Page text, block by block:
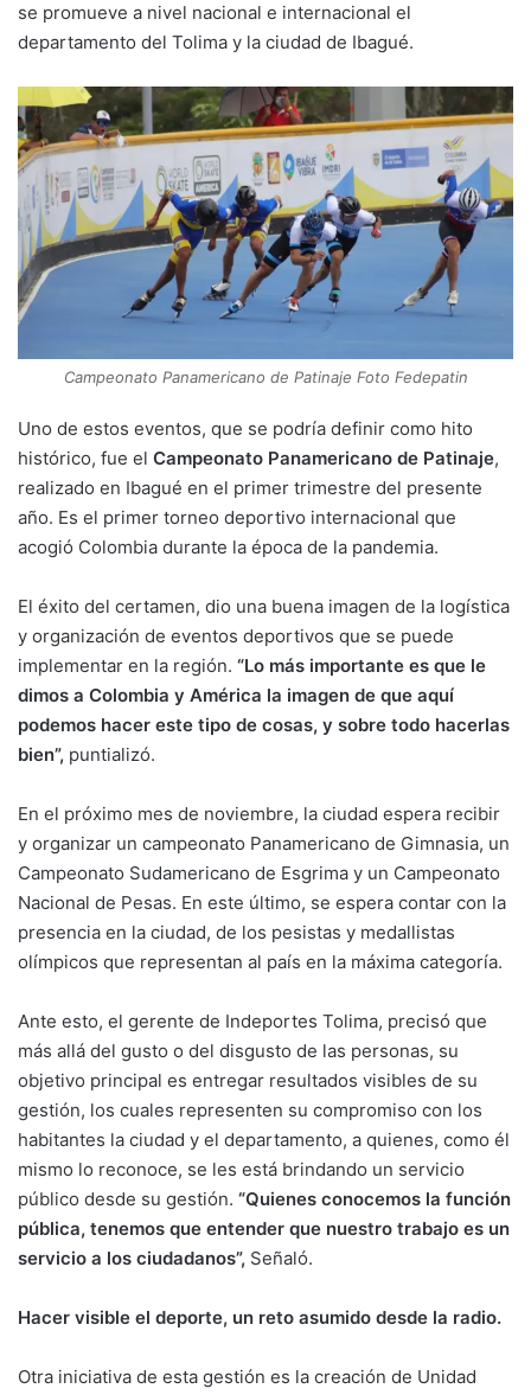
se promueve a nivel nacional e internacional el
departamento del Tolima y la ciudad de Ibagué.
Campeonato Panamericano de Patinaje Foto Fedepatin
Uno de estos eventos, que se podría definir como hito
histórico, fue el Campeonato Panamericano de Patinaje,
realizado en Ibagué en el primer trimestre del presente
año. Es el primer torneo deportivo internacional que
acogió Colombia durante la época de la pandemia.
El éxito del certamen, dio una buena imagen de la logística
y organización de eventos deportivos que se puede
implementar en la región. “Lo más importante es que le
dimos a Colombia y América la imagen de que aquí
podemos hacer este tipo de cosas, y sobre todo hacerlas
bien”, puntializó.
En el próximo mes de noviembre, la ciudad espera recibir
y organizar un campeonato Panamericano de Gimnasia, un
Campeonato Sudamericano de Esgrima y un Campeonato
Nacional de Pesas. En este último, se espera contar con la
presencia en la ciudad, de los pesistas y medallistas
olímpicos que representan al país en la máxima categoría.
Ante esto, el gerente de Indeportes Tolima, precisó que
más allá del gusto o del disgusto de las personas, su
objetivo principal es entregar resultados visibles de su
gestión, los cuales representen su compromiso con los
habitantes la ciudad y el departamento, a quienes, como él
mismo lo reconoce, se les está brindando un servicio
público desde su gestión. “Quienes conocemos la función
pública, tenemos que entender que nuestro trabajo es un
servicio a los ciudadanos”, Señaló.
Hacer visible el deporte, un reto asumido desde la radio.
Otra iniciativa de esta gestión es la creación de Unidad